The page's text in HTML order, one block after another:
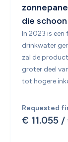
die
In 2023 is
drinkwater
zal de
groter deel
tot hogere
Requested
€ 11.055 /